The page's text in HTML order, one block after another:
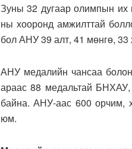
Зуны 32 дугаар олимпын их
ны хооронд амжилттай
бол АНУ 39 алт, 41 мөнгө, 33
АНУ медалийн чансаа
араас 88 медальтай БНХАУ,
байна. АНУ-аас 600 орчим,
юм.